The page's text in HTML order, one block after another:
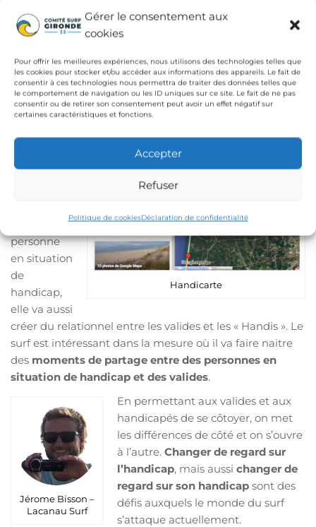
Gérer le consentement aux
cookies
Pour offrir les meilleures expériences, nous utilisons des technologies telles que
les cookies pour stocker et/ou accéder aux informations des appareils. Le fait de
consentir à ces technologies nous permettra de traiter des données telles que
le comportement de navigation ou les ID uniques sur ce site. Le fait de ne pas
consentir ou de retirer son consentement peut avoir un effet négatif sur
certaines caractéristiques et fonctions.
Accepter
Refuser
Politique de cookiesDéclaration de confidentialité
vague, on regarde tous du même
côté !
L’ouverture du surf vers les publics « handis » est
possible grâce à un réseau de clubs, d’associations et de
bénévoles extrêmement dense.
Handicarte
pratique du
même est
personne
en situation
de
handicap,
elle va aussi
créer du relationnel entre les valides et les « Handis ». Le
surf est intéressant dans la mesure où il va faire naitre
des moments de partage entre des personnes en
situation de handicap et des valides.
Jérome Bisson –
Lacanau Surf
En permettant aux valides et aux
handicapés de se côtoyer, on met
les différences de côté et on s’ouvre
à l’autre. Changer de regard sur
l’handicap, mais aussi changer de
regard sur son handicap sont des
défis auxquels le monde du surf
s’attaque actuellement.